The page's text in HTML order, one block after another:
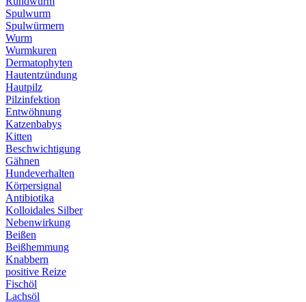
Spulwurm
Spulwürmern
Wurm
Wurmkuren
Dermatophyten
Hautentzündung
Hautpilz
Pilzinfektion
Entwöhnung
Katzenbabys
Kitten
Beschwichtigung
Gähnen
Hundeverhalten
Körpersignal
Antibiotika
Kolloidales Silber
Nebenwirkung
Beißen
Beißhemmung
Knabbern
positive Reize
Fischöl
Lachsöl